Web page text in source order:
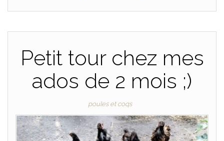
Petit tour chez mes
ados de 2 mois ;)
poules et coqs